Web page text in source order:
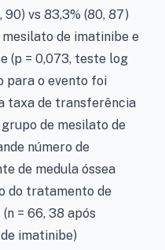
vs 83,3% (80, 87)
de imatinibe e
(p = 0,073, teste log
para o evento foi
taxa de transferência
de mesilato de
número de
de medula óssea
do tratamento de
= 66, 38 após
imatinibe)